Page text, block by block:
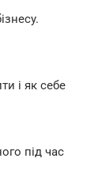
і як себе
під час